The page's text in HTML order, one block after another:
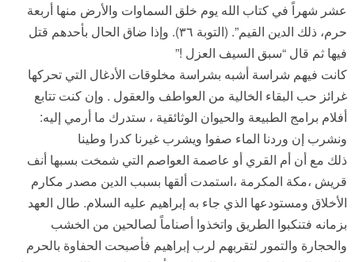
عشر شهراً في كتاب الله يوم خلق السماوات والأرض منها أربعة
حرم، ذلك الدين القيم”. (التوبة ٣٦). وإذا ضاق الحال بأحدهم قتل
فيها ثم قال “سبق السيف العزل !”
كانت فيهم شراسة أشبه بشراسة مخلوقات الأدغال التي تحركها
غرائز حب البقاء الخالية من العواطف والعقول . وإن كنت تتابع
أفلام برامج الطبيعة والحيوان الوثائقية ، ستدرك ما أرمي إليه:
ونشرب إن وردنا الماء صفوا ويشرب غيرنا كدرا وطينا
ذلك مع أن أم القري أو عاصمة العواصم التي شمخت بسبها أنف
قريش ،مكة المكرمة ،استمدت ألقها بسبب الدين مصدر مكارم
الأخلاق ومستودعها الذي جاء به إبراهيم عليه السلام. طال العهد
بزمانه فتنكبوا الطريق واتخذوا أصناماً لصالحين من الخشب
والحجارة والتمور لتقربهم لرب إبراهيم فأصبحت الحفاوة بالحرم